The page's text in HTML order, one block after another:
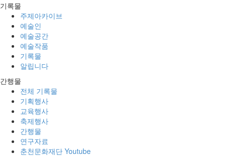
기록물
주제아카이브
예술인
예술공간
예술작품
기록물
알립니다
간행물
전체 기록물
기획행사
교육행사
축제행사
간행물
연구자료
춘천문화재단 Youtube